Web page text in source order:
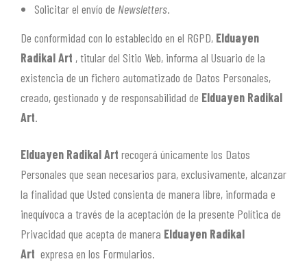
Solicitar el envío de Newsletters.
De conformidad con lo establecido en el RGPD, Elduayen
Radikal Art , titular del Sitio Web, informa al Usuario de la
existencia de un fichero automatizado de Datos Personales,
creado, gestionado y de responsabilidad de Elduayen Radikal
Art.
Elduayen Radikal Art recogerá únicamente los Datos
Personales que sean necesarios para, exclusivamente, alcanzar
la finalidad que Usted consienta de manera libre, informada e
inequívoca a través de la aceptación de la presente Política de
Privacidad que acepta de manera Elduayen Radikal
Art expresa en los Formularios.